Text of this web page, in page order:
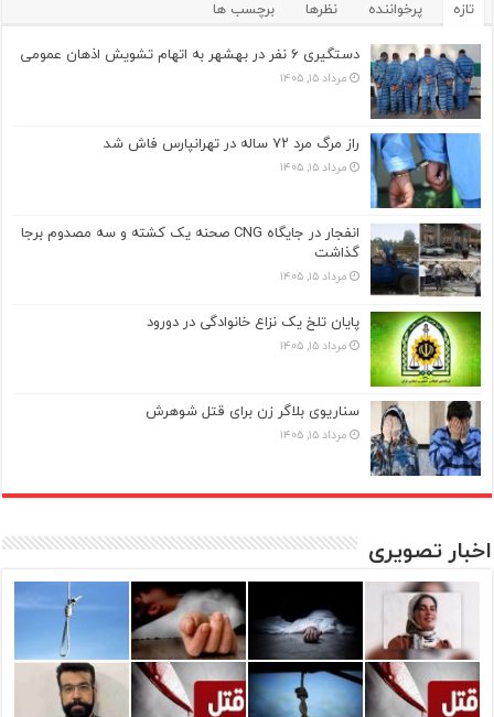
تازه پرخواننده نظرها
برچسب ها
دستگیری ۶ نفر در بهشهر به اتهام تشویش اذهان عمومی
مرداد ۱۵, ۱۴۰۵
راز مرگ مرد ۷۲ ساله در تهرانپارس فاش شد
مرداد ۱۵, ۱۴۰۵
انفجار در جایگاه CNG صحنه یک کشته و سه مصدوم برجا
گذاشت
مرداد ۱۵, ۱۴۰۵
پایان تلخ یک نزاع خانوادگی در دورود
مرداد ۱۵, ۱۴۰۵
سناریوی بلاگر زن برای قتل شوهرش
مرداد ۱۵, ۱۴۰۵
اخبار تصویری